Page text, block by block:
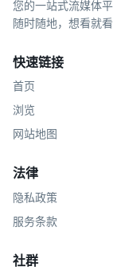
您的一站式流媒体
随时随地，想看就看
快速链接
首页
浏览
网站地图
法律
隐私政策
服务条款
社群